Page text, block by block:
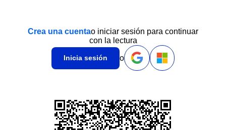
Crea una cuentao iniciar sesión para continuar
con la lectura
Inicia sesión o